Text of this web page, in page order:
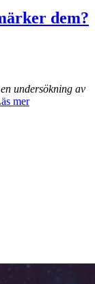
dem?
undersökning av
mer